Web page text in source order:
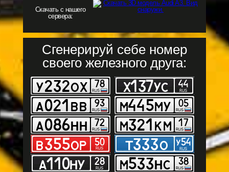
Скачать с нашего
сервера:
Сгенерируй себе номер
своего железного друга: